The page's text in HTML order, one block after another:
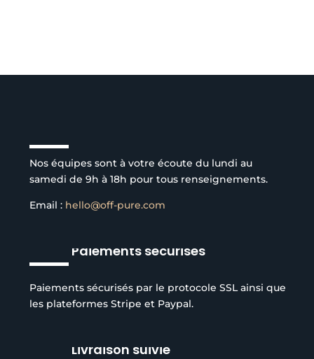
Nos équipes sont à votre écoute du lundi au
samedi de 9h à 18h pour tous renseignements.
Email : hello@off-pure.com
Paiements sécurisés
Paiements sécurisés par le protocole SSL ainsi que
les plateformes Stripe et Paypal.
Livraison suivie